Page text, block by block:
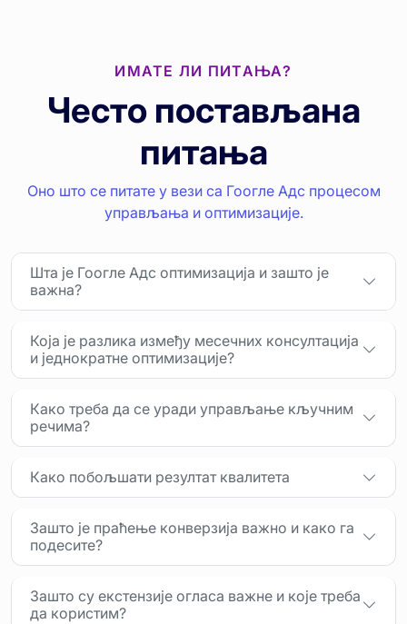
ИМАТЕ ЛИ ПИТАЊА?
Често постављана
питања
Оно што се питате у вези са Гоогле Адс процесом
управљања и оптимизације.
Шта је Гоогле Адс оптимизација и зашто је
важна?
Која је разлика између месечних консултација
и једнократне оптимизације?
Како треба да се уради управљање кључним
речима?
Како побољшати резултат квалитета
Зашто је праћење конверзија важно и како га
подесите?
Зашто су екстензије огласа важне и које треба
да користим?